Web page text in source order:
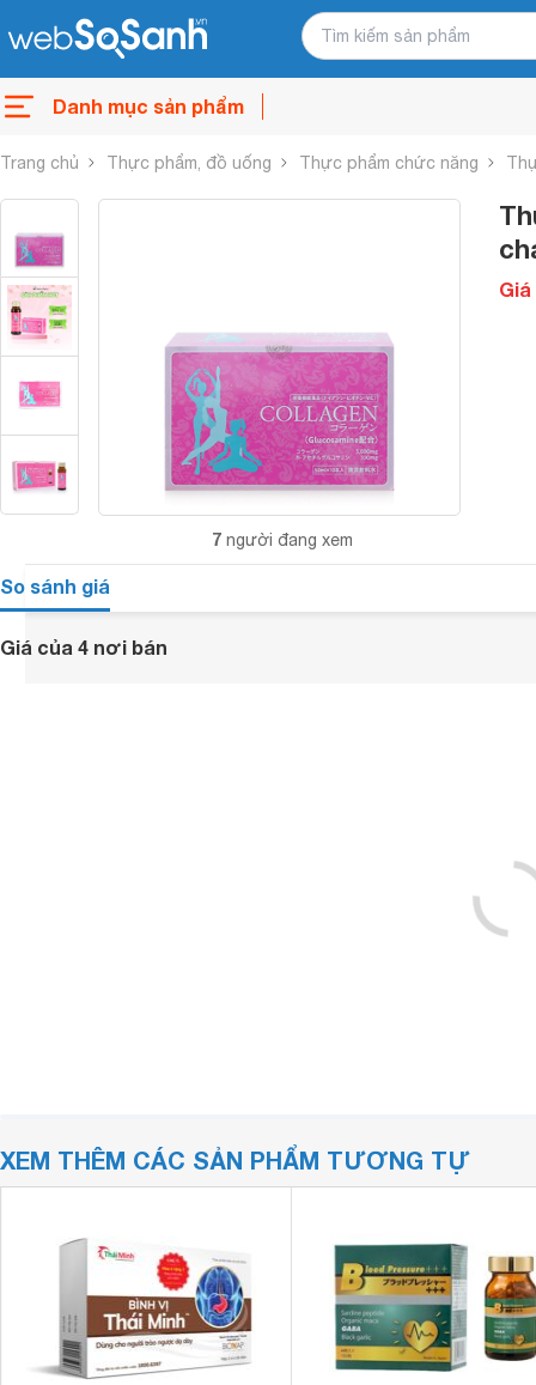
Danh mục sản phẩm
Trang chủ Thực phẩm, đồ uống Thực phẩm chức năng
7 người đang xem
So sánh giá
Giá của 4 nơi bán
XEM THÊM CÁC SẢN PHẨM TƯƠNG TỰ